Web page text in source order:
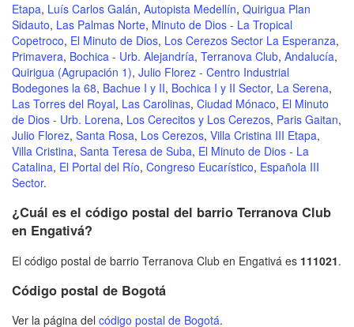
Etapa, Luís Carlos Galán, Autopista Medellín, Quirigua Plan
Sidauto, Las Palmas Norte, Minuto de Dios - La Tropical
Copetroco, El Minuto de Dios, Los Cerezos Sector La Esperanza,
Primavera, Bochica - Urb. Alejandría, Terranova Club, Andalucía,
Quirigua (Agrupación 1), Julio Florez - Centro Industrial
Bodegones la 68, Bachue I y II, Bochica I y II Sector, La Serena,
Las Torres del Royal, Las Carolinas, Ciudad Mónaco, El Minuto
de Dios - Urb. Lorena, Los Cerecitos y Los Cerezos, Paris Gaitan,
Julio Florez, Santa Rosa, Los Cerezos, Villa Cristina III Etapa,
Villa Cristina, Santa Teresa de Suba, El Minuto de Dios - La
Catalina, El Portal del Río, Congreso Eucarístico, Española III
Sector.
¿Cuál es el código postal del barrio Terranova Club
en Engativá?
El código postal de barrio Terranova Club en Engativá es 111021.
Código postal de Bogotá
Ver la página del código postal de Bogotá.